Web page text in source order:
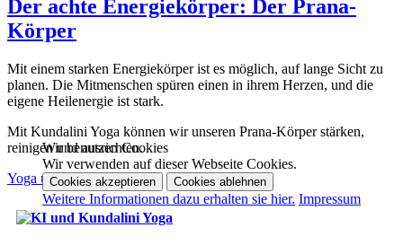
Der achte Energiekörper: Der Prana-
Körper
Mit einem starken Energiekörper ist es möglich, auf lange Sicht zu
planen. Die Mitmenschen spüren einen in ihrem Herzen, und die
eigene Heilenergie ist stark.
Mit Kundalini Yoga können wir unseren Prana-Körper stärken,
reinigen und ausrichten.
Yoga und Prana
Wir benutzen Cookies
Wir verwenden auf dieser Webseite Cookies.
Cookies akzeptieren Cookies ablehnen
Weitere Informationen dazu erhalten sie hier. Impressum